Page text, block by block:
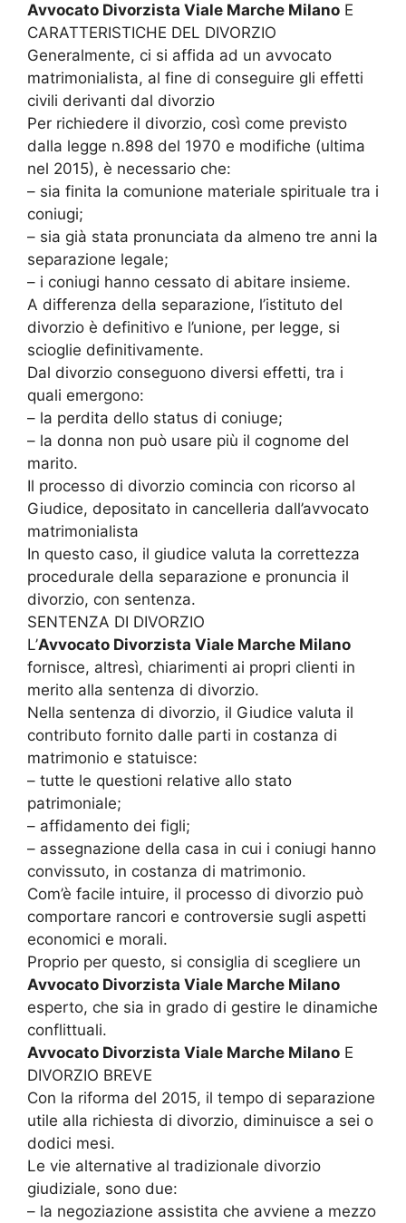
Avvocato Divorzista Viale Marche Milano E
CARATTERISTICHE DEL DIVORZIO
Generalmente, ci si affida ad un avvocato
matrimonialista, al fine di conseguire gli effetti
civili derivanti dal divorzio
Per richiedere il divorzio, così come previsto
dalla legge n.898 del 1970 e modifiche (ultima
nel 2015), è necessario che:
– sia finita la comunione materiale spirituale tra i
coniugi;
– sia già stata pronunciata da almeno tre anni la
separazione legale;
– i coniugi hanno cessato di abitare insieme.
A differenza della separazione, l’istituto del
divorzio è definitivo e l’unione, per legge, si
scioglie definitivamente.
Dal divorzio conseguono diversi effetti, tra i
quali emergono:
– la perdita dello status di coniuge;
– la donna non può usare più il cognome del
marito.
Il processo di divorzio comincia con ricorso al
Giudice, depositato in cancelleria dall’avvocato
matrimonialista
In questo caso, il giudice valuta la correttezza
procedurale della separazione e pronuncia il
divorzio, con sentenza.
SENTENZA DI DIVORZIO
L’Avvocato Divorzista Viale Marche Milano
fornisce, altresì, chiarimenti ai propri clienti in
merito alla sentenza di divorzio.
Nella sentenza di divorzio, il Giudice valuta il
contributo fornito dalle parti in costanza di
matrimonio e statuisce:
– tutte le questioni relative allo stato
patrimoniale;
– affidamento dei figli;
– assegnazione della casa in cui i coniugi hanno
convissuto, in costanza di matrimonio.
Com’è facile intuire, il processo di divorzio può
comportare rancori e controversie sugli aspetti
economici e morali.
Proprio per questo, si consiglia di scegliere un
Avvocato Divorzista Viale Marche Milano
esperto, che sia in grado di gestire le dinamiche
conflittuali.
Avvocato Divorzista Viale Marche Milano E
DIVORZIO BREVE
Con la riforma del 2015, il tempo di separazione
utile alla richiesta di divorzio, diminuisce a sei o
dodici mesi.
Le vie alternative al tradizionale divorzio
giudiziale, sono due:
– la negoziazione assistita che avviene a mezzo